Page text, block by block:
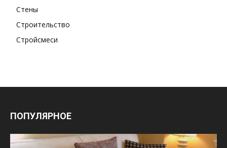
Стены
Строительство
Стройсмеси
ПОПУЛЯРНОЕ